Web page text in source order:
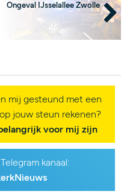
Ongeval IJsselallee Zwolle
mij gesteund met een
jouw steun rekenen?
voor mij zijn
kanaal: